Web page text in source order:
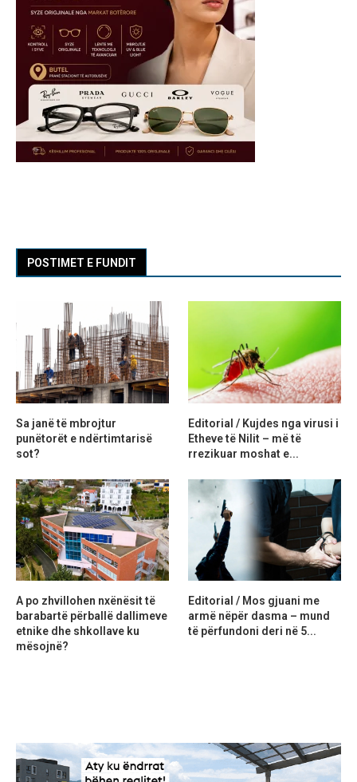
POSTIMET E FUNDIT
Sa janë të mbrojtur
punëtorët e ndërtimtarisë
sot?
Editorial / Kujdes nga virusi i
Etheve të Nilit – më të
rrezikuar moshat e...
A po zhvillohen nxënësit të
barabartë përballë dallimeve
etnike dhe shkollave ku
mësojnë?
Editorial / Mos gjuani me
armë nëpër dasma – mund
të përfundoni deri në 5...